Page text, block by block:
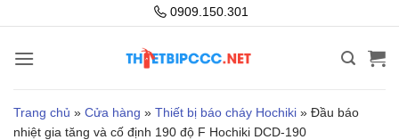
nội
0909.150.301
Trang chủ » Cửa hàng » Thiết bị báo cháy Hochiki » Đầu báo
nhiệt gia tăng và cố định 190 độ F Hochiki DCD-190